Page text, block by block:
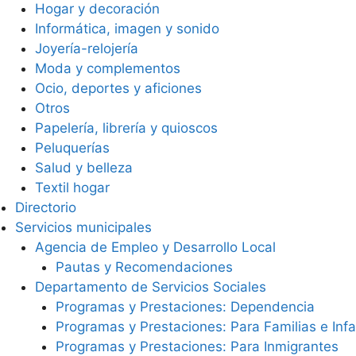
Hogar y decoración
Informática, imagen y sonido
Joyería-relojería
Moda y complementos
Ocio, deportes y aficiones
Otros
Papelería, librería y quioscos
Peluquerías
Salud y belleza
Textil hogar
Directorio
Servicios municipales
Agencia de Empleo y Desarrollo Local
Pautas y Recomendaciones
Departamento de Servicios Sociales
Programas y Prestaciones: Dependencia
Programas y Prestaciones: Para Familias e
Programas y Prestaciones: Para Inmigrantes